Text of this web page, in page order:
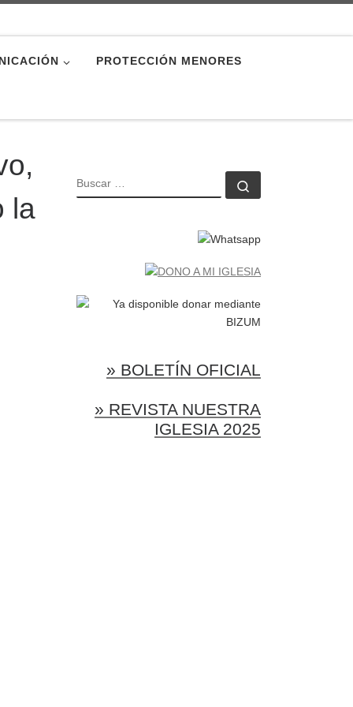
PROTECCIÓN MENORES
la
BUSCAR
» BOLETÍN OFICIAL
» REVISTA NUESTRA
IGLESIA 2025